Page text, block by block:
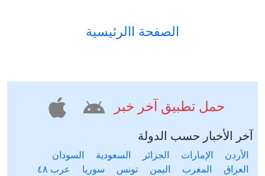
الصفحة االرئيسية
حمل تطبيق آخر خبر
آخر الأخبار حسب الدولة
الأردن الإمارات الجزائر السعودية
السودان
العراق
المغرب اليمن تونس سوريا
عرب ٤٨